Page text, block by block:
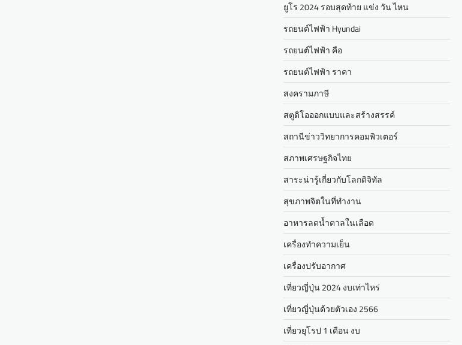
ยูโร 2024 รอบสุดท้าย แข่ง วัน ไหน
รถยนต์ไฟฟ้า Hyundai
รถยนต์ไฟฟ้า คือ
รถยนต์ไฟฟ้า ราคา
สงครามภาษี
สตูดิโอออกแบบและสร้างสรรค์
สถานีข่าววิทยาการคอมพิวเตอร์
สภาพเศรษฐกิจไทย
สาระน่ารู้เกี่ยวกับโลกดิจิทัล
สุขภาพจิตในที่ทำงาน
อาหารลดน้ำตาลในเลือด
เครื่องทำความเย็น
เครื่องปรับอากาศ
เที่ยวญี่ปุ่น 2024 งบเท่าไหร่
เที่ยวญี่ปุ่นด้วยตัวเอง 2566
เที่ยวยุโรป 1 เดือน งบ